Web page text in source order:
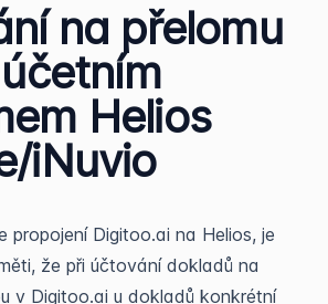
na přelomu
Helios
iNuvio
propojení Digitoo.ai na Helios, je
že při účtování dokladů na
v Digitoo.ai u dokladů konkrétní